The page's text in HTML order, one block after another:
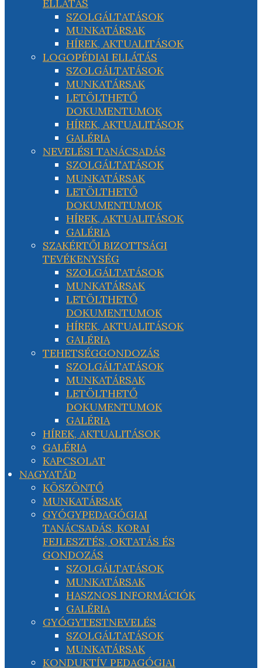
ELLÁTÁS
SZOLGÁLTATÁSOK
MUNKATÁRSAK
HÍREK, AKTUALITÁSOK
LOGOPÉDIAI ELLÁTÁS
SZOLGÁLTATÁSOK
MUNKATÁRSAK
LETÖLTHETŐ
DOKUMENTUMOK
HÍREK, AKTUALITÁSOK
GALÉRIA
NEVELÉSI TANÁCSADÁS
SZOLGÁLTATÁSOK
MUNKATÁRSAK
LETÖLTHETŐ
DOKUMENTUMOK
HÍREK, AKTUALITÁSOK
GALÉRIA
SZAKÉRTŐI BIZOTTSÁGI
TEVÉKENYSÉG
SZOLGÁLTATÁSOK
MUNKATÁRSAK
LETÖLTHETŐ
DOKUMENTUMOK
HÍREK, AKTUALITÁSOK
GALÉRIA
TEHETSÉGGONDOZÁS
SZOLGÁLTATÁSOK
MUNKATÁRSAK
LETÖLTHETŐ
DOKUMENTUMOK
GALÉRIA
HÍREK, AKTUALITÁSOK
GALÉRIA
KAPCSOLAT
NAGYATÁD
KÖSZÖNTŐ
MUNKATÁRSAK
GYÓGYPEDAGÓGIAI
TANÁCSADÁS, KORAI
FEJLESZTÉS, OKTATÁS ÉS
GONDOZÁS
SZOLGÁLTATÁSOK
MUNKATÁRSAK
HASZNOS INFORMÁCIÓK
GALÉRIA
GYÓGYTESTNEVELÉS
SZOLGÁLTATÁSOK
MUNKATÁRSAK
KONDUKTÍV PEDAGÓGIAI